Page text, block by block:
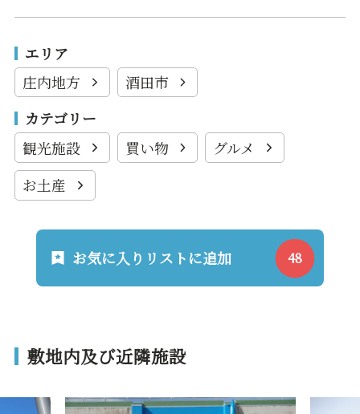
エリア
庄内地方
酒田市
カテゴリー
観光施設
買い物
グルメ
お土産
お気に入りリストに追加
敷地内及び近隣施設